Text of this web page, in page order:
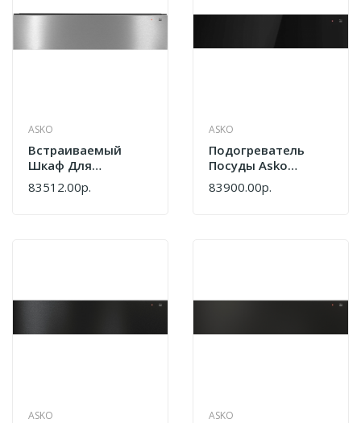
ASKO
Встраиваемый
Шкаф Для
Подогрева Посуды
Asko ODW8127S
83512.00р.
ASKO
Подогреватель
Посуды Asko
ODW51BG0
83900.00р.
ASKO ASKO